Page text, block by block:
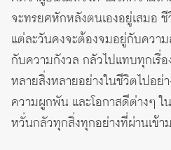
จะทรยศหักหลังตนเองอยู่เสมอ ชี
แต่ละวันคงจะต้องจมอยู่กับควา
กับความกังวล กลัวไปแทบทุกเรื่อ
หลายสิ่งหลายอย่างในชีวิตไปอย่
ความผูกพัน และโอกาสดีต่างๆ ใ
หวั่นกลัวทุกสิ่งทุกอย่างที่ผ่านเข้า